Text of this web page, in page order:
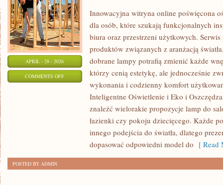
APRIL - 28 - 2026
COMMENTS OFFON
Innowacyjna witryna online poświęcona
dla osób, które szukają funkcjonalnych
biura oraz przestrzeni użytkowych.
produktów związanych z aranżacją
dobrane lampy potrafią zmienić każde
którzy cenią estetykę, ale jednocześnie
wykonania i codzienny komfort
Inteligentne Oświetlenie i Eko i
znaleźć wielorakie propozycje lamp do
łazienki czy pokoju dziecięcego. Każde
innego podejścia do światła, dlatego
dopasować odpowiedni model do [ Read
POSTED BY ADMIN